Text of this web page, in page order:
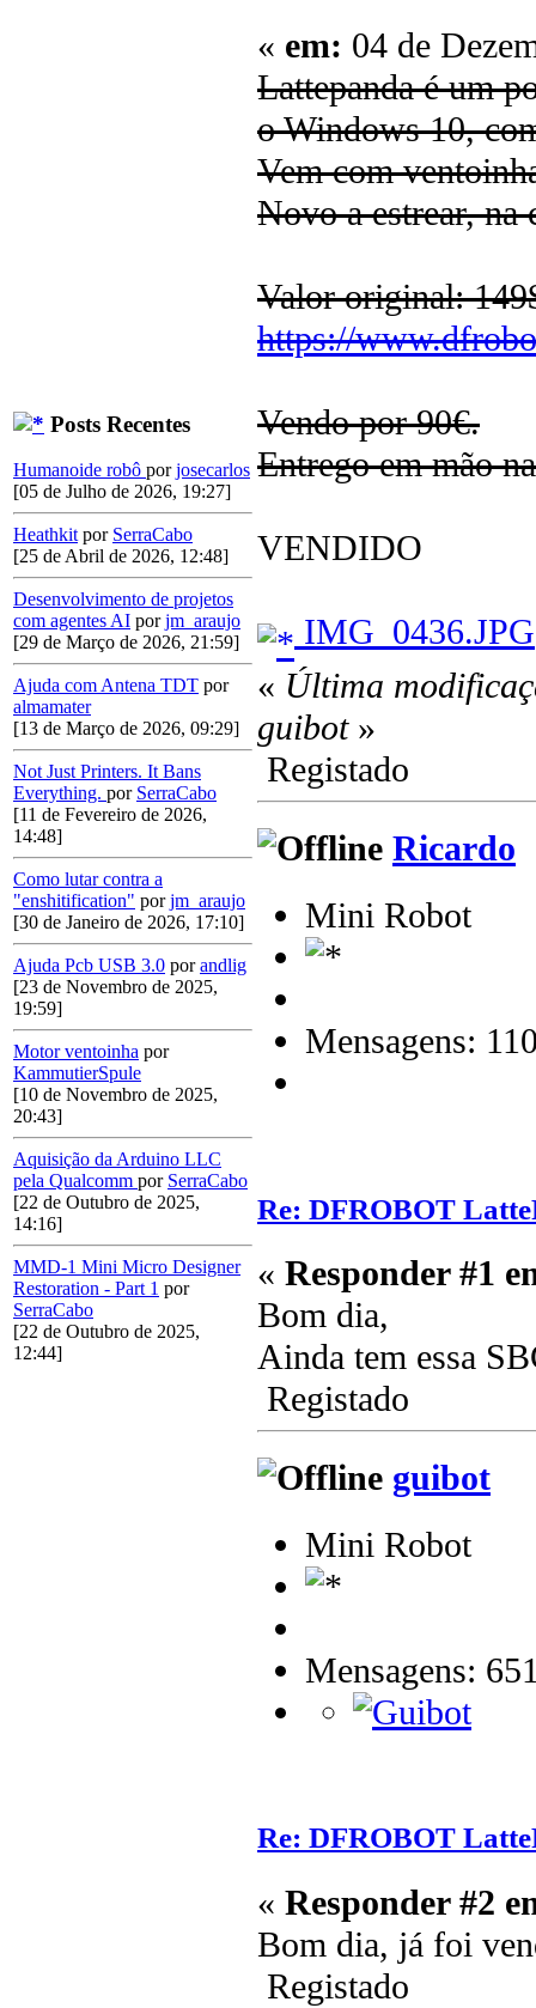
Posts Recentes
Humanoide robô porjosecarlos
[05 de Julho de 2026, 19:27]
Heathkit por SerraCabo
[25 de Abril de 2026, 12:48]
Desenvolvimento de projetos
com agentes AI porjm_araujo
[29 de Março de 2026, 21:59]
Ajuda com Antena TDT por
almamater
[13 de Março de 2026, 09:29]
Not Just Printers. It Bans
Everything. por SerraCabo
[11 de Fevereiro de 2026,
14:48]
Como lutar contra a
"enshitification" porjm_araujo
[30 de Janeiro de 2026, 17:10]
Ajuda Pcb USB 3.0 porandlig
[23 de Novembro de 2025,
19:59]
Motor ventoinha por
KammutierSpule
[10 de Novembro de 2025,
20:43]
Aquisição da Arduino LLC
pela Qualcomm por SerraCabo
[22 de Outubro de 2025,
14:16]
MMD-1 Mini Micro Designer
Restoration - Part 1 por
SerraCabo
[22 de Outubro de 2025,
12:44]
« em: 04 de
Lattepanda é um
o Windows 10,
Vem com
Novo a estrear, na
Valor original:
https://
Vendo por 90€.
Entrego em mão
VENDIDO
IMG_0436.JPG
« Última
guibot»
Registado
Ricardo
Mini Robot
Mensagens:
Re: DFROBOT
« Responder #1
Bom dia,
Ainda tem essa
Registado
guibot
Mini Robot
Mensagens:
Re: DFROBOT
« Responder #2
Bom dia, já foi
Registado